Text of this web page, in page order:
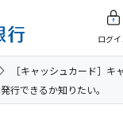
ログイ
［キャッシュカード］
行できるか知りたい。